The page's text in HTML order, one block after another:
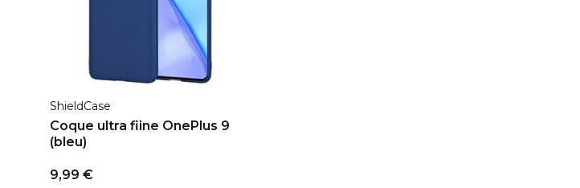
ShieldCase
Coque ultra fiine OnePlus 9
(bleu)
9,99 €